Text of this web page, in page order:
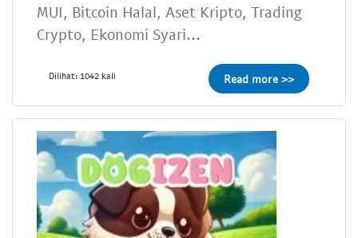
MUI, Bitcoin Halal, Aset Kripto, Trading
Crypto, Ekonomi Syari...
Dilihat: 1042 kali Read more >>